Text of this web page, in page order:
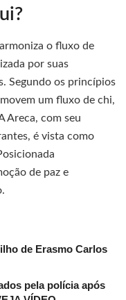
o fluxo de
por suas
Segundo os princípios
um fluxo de chi,
Areca, com seu
é vista como
de paz e
de Erasmo Carlos
pela polícia após